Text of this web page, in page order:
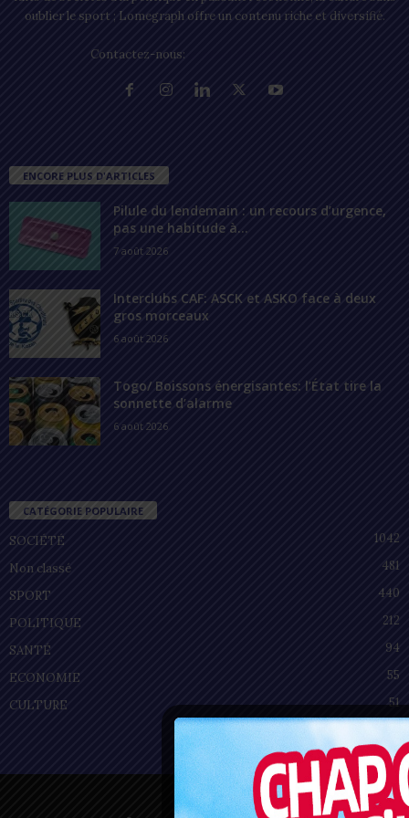
oublier le sport ; Lomegraph offre un contenu riche et diversifié.
Contactez-nous:
ENCORE PLUS D'ARTICLES
Pilule du lendemain : un recours d’urgence,
pas une habitude à...
7 août 2026
Interclubs CAF: ASCK et ASKO face à deux
gros morceaux
6 août 2026
Togo/ Boissons énergisantes: l’État tire la
sonnette d’alarme
6 août 2026
CATÉGORIE POPULAIRE
SOCIÉTÉ
1042
Non classé
481
SPORT
440
POLITIQUE
212
SANTÉ
94
ECONOMIE
55
CULTURE
51
Privacy